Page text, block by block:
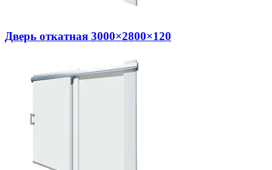
Дверь откатная 3000×2800×120